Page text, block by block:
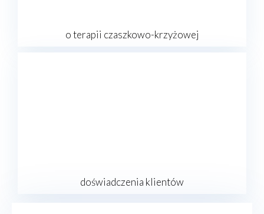
o terapii czaszkowo-krzyżowej
doświadczenia klientów